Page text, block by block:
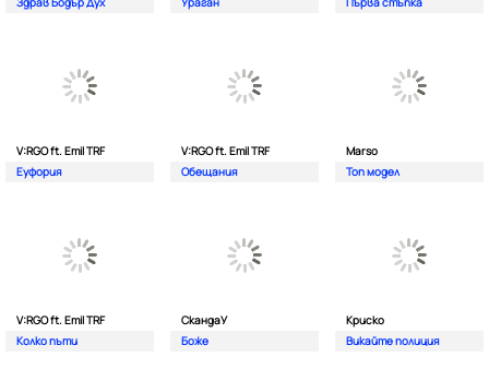
V:RGO ft. Emil TRF
Еуфория
V:RGO ft. Emil TRF
Обещания
Marso
Топ модел
V:RGO ft. Emil TRF
Колко пъти
СкандаУ
Боже
Криско
Викайте полиция